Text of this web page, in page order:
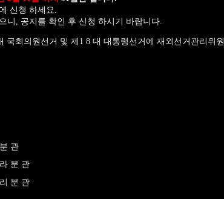
신청 하세요.
니, 공지를 확인 후 신청 하시기 바랍니다.
국회의원선거 및 제1 8 대 대통령선거에 재외선거관리위원
관
분 관
분 관